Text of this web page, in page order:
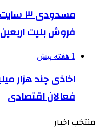
فروش بلیت اربعین
1 هفته پیش
اخاذی چند هزار
فعالان اقتصادی
منتخب اخبار